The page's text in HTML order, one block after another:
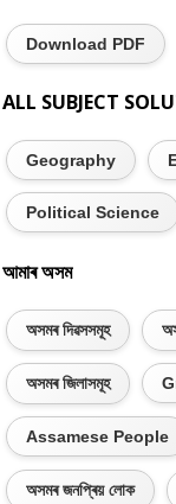
Download PDF
ALL SUBJECT
Geography
Political Science
আমাৰ অসম
অসমৰ দিৱসসমূহ
অসমৰ জিলাসমূহ
Assamese People
অসমৰ জনপ্ৰিয় লোক